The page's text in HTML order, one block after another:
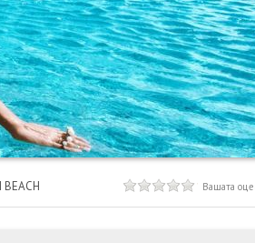
BEACH Вашата